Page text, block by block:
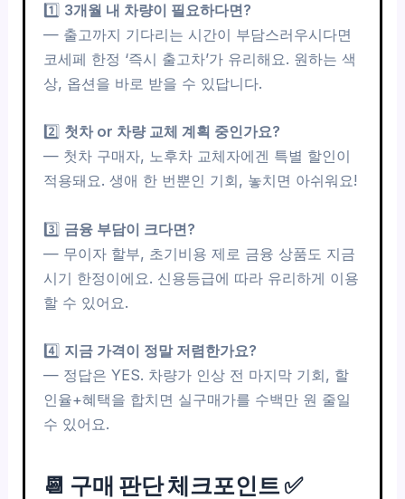
1️⃣ 3개월 내 차량이 필요하다면?
— 출고까지 기다리는 시간이 부담스러우시다면
코세페 한정 ‘즉시 출고차’가 유리해요. 원하는 색
상, 옵션을 바로 받을 수 있답니다.
2️⃣ 첫차 or 차량 교체 계획 중인가요?
— 첫차 구매자, 노후차 교체자에겐 특별 할인이
적용돼요. 생애 한 번뿐인 기회, 놓치면 아쉬워요!
3️⃣ 금융 부담이 크다면?
— 무이자 할부, 초기비용 제로 금융 상품도 지금
시기 한정이에요. 신용등급에 따라 유리하게 이용
할 수 있어요.
4️⃣ 지금 가격이 정말 저렴한가요?
— 정답은 YES. 차량가 인상 전 마지막 기회, 할
인율+혜택을 합치면 실구매가를 수백만 원 줄일
수 있어요.
📆 구매 판단 체크포인트 ✅